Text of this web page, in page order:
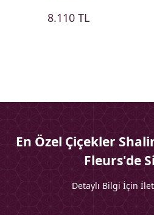
8.110 TL
En Özel Çiçekler
Fleurs'de
Detaylı Bilgi İçin